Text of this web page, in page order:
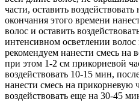
части, оставить
окончания этого времени
волос и оставить
интенсивном осветлении волос
рекомендуем нанести смесь на
при этом 1-2 см прикорневой
воздействовать 10-15 мин,
нанести смесь на прикорневую
воздействовать еще на 30-45